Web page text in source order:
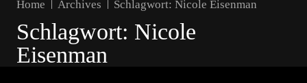
Home Archives Schlagwort: Nicole Eisenman
Schlagwort: Nicole
Eisenman